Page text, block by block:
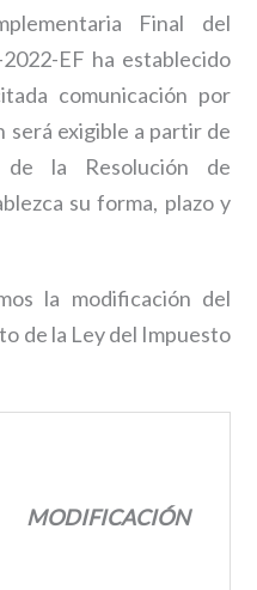
Final del
EF ha establecido
comunicación por
exigible a partir de
la Resolución de
su forma, plazo y
la modificación del
de la Ley del Impuesto
MODIFICACIÓN